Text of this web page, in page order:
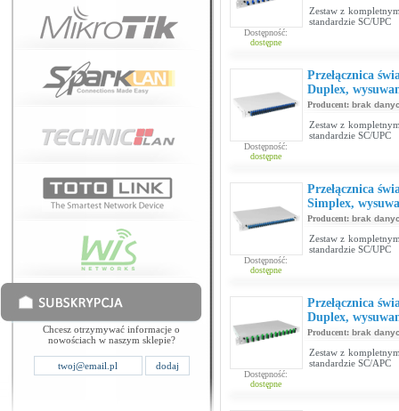
Chcesz otrzymywać informacje o
nowościach w naszym sklepie?
Dostępność:
dostępne
Zestaw z
standardzie SC/UPC
Dostępność:
dostępne
Przełącznica
Duplex,
Producent: brak
Zestaw z
standardzie SC/UPC
Dostępność:
dostępne
Przełącznica
Simplex,
Producent: brak
Zestaw z
standardzie SC/UPC
Dostępność:
dostępne
Przełącznica
Duplex,
Producent: brak
Zestaw z
standardzie SC/APC